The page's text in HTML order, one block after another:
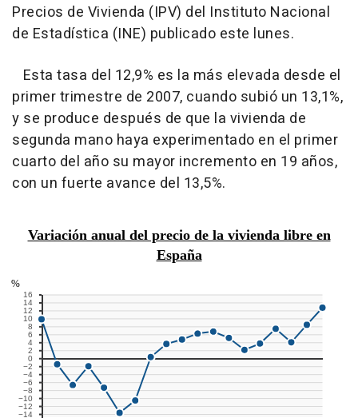
Precios de Vivienda (IPV) del Instituto Nacional
de Estadística (INE) publicado este lunes.
Esta tasa del 12,9% es la más elevada desde el
primer trimestre de 2007, cuando subió un 13,1%,
y se produce después de que la vivienda de
segunda mano haya experimentado en el primer
cuarto del año su mayor incremento en 19 años,
con un fuerte avance del 13,5%.